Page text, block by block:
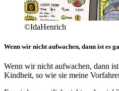
©IdaHenrich
Wenn wir nicht aufwachen, dann ist es
Wenn wir nicht aufwachen, dann
Kindheit, so wie sie meine